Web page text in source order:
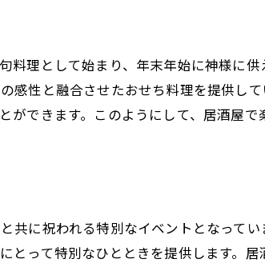
紋別市の和さびの魅力
過ごし方
まるひととき
屋体験
さび」の豊かな新年
理として始まり、年末年始に神様に供
性と融合させたおせち料理を提供し
できます。このようにして、居酒屋
に祝われる特別なイベントとなって
って特別なひとときを提供します。